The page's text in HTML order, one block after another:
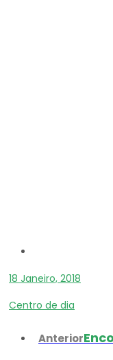
18 Janeiro, 2018
Centro de dia
Anterior